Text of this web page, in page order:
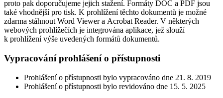
proto pak doporučujeme jejich stažení. Formáty DOC a PDF jsou
také vhodnější pro tisk. K prohlížení těchto dokumentů je možné
zdarma stáhnout Word Viewer a Acrobat Reader. V některých
webových prohlížečích je integrována aplikace, jež slouží
k prohlížení výše uvedených formátů dokumentů.
Vypracování prohlášení o přístupnosti
Prohlášení o přístupnosti bylo vypracováno dne 21. 8. 2019
Prohlášení o přístupnosti bylo revidováno dne 15. 5. 2025